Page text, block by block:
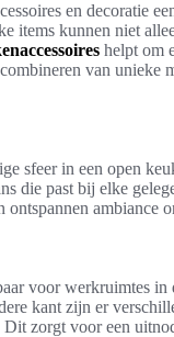
en decoratie
items kunnen niet
helpt om
van unieke
sfeer in een open
die past bij elke
ambiance
voor werkruimtes
kant zijn er
zorgt voor een